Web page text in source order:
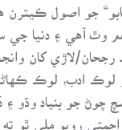
جو اصول ڪيترن
وٿ آهي ۽ دنيا
لاڙي کان
ادب، لوڪ
جو بنياد وڌو ۽
رويو ملي ٿو ته